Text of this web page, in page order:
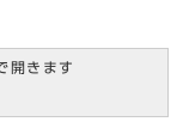
開きます